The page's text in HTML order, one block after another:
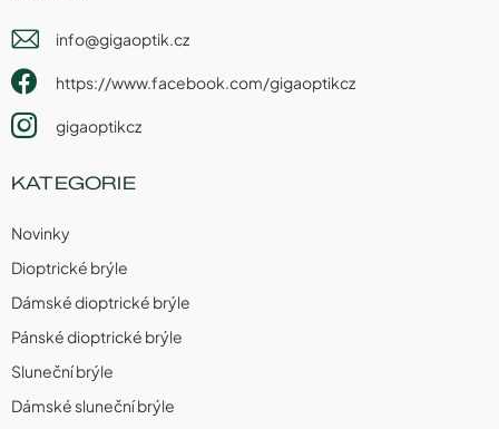
info@gigaoptik.cz
https://www.facebook.com/gigaoptikcz
gigaoptikcz
KATEGORIE
Novinky
Dioptrické brýle
Dámské dioptrické brýle
Pánské dioptrické brýle
Sluneční brýle
Dámské sluneční brýle